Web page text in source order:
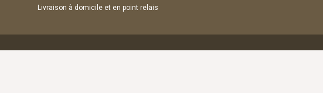
Livraison à domicile et en point relais